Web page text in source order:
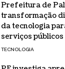
Prefeitura de
transformação
da tecnologia
serviços públicos
TECNOLOGIA